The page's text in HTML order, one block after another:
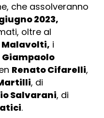
che assolveranno
2023,
oltre al
Malavolti, i
Giampaolo
Renato Cifarelli,
, di
Salvarani, di
.